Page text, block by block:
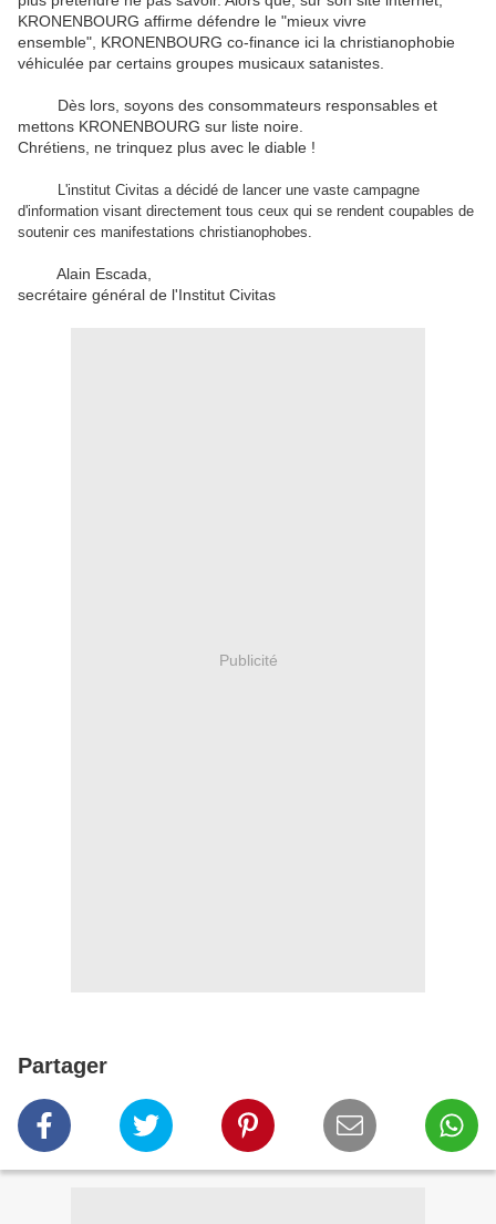
KRONENBOURG affirme défendre le "mieux vivre
ensemble", KRONENBOURG co-finance ici la christianophobie
véhiculée par certains groupes musicaux satanistes.
Dès lors, soyons des consommateurs responsables et
mettons KRONENBOURG sur liste noire.
Chrétiens, ne trinquez plus avec le diable !
L'institut Civitas a décidé de lancer une vaste campagne
d'information visant directement tous ceux qui se rendent coupables de
soutenir ces manifestations christianophobes.
Alain Escada,
secrétaire général de l'Institut Civitas
Publicité
Partager